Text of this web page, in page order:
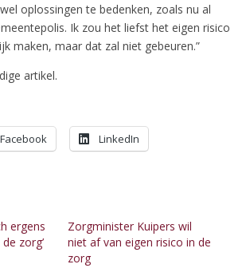
oplossingen te bedenken, zoals nu al
Ik zou het liefst het eigen risico
maken, maar dat zal niet gebeuren.”
artikel.
Facebook LinkedIn
ergens
zorg’
Zorgminister Kuipers wil
niet af van eigen risico in de
zorg